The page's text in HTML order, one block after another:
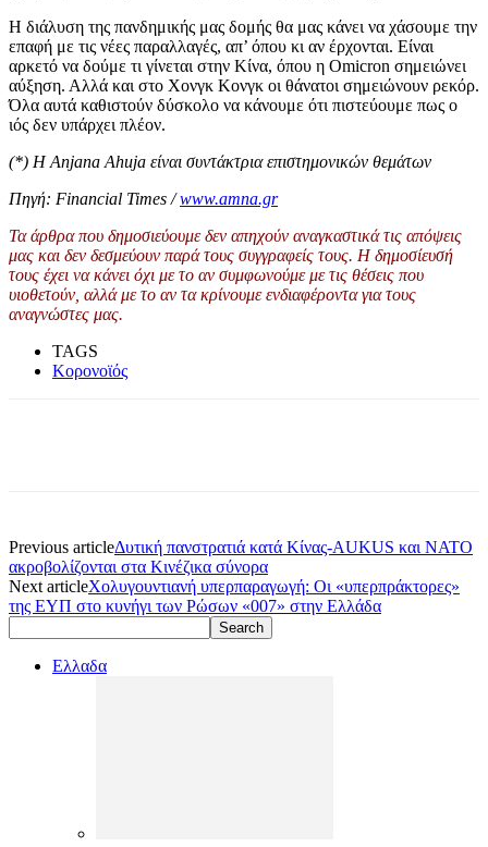
Η διάλυση της πανδημικής μας δομής θα μας κάνει να χάσουμε την
επαφή με τις νέες παραλλαγές, απ’ όπου κι αν έρχονται. Είναι
αρκετό να δούμε τι γίνεται στην Κίνα, όπου η Omicron σημειώνει
αύξηση. Αλλά και στο Χονγκ Κονγκ οι θάνατοι σημειώνουν ρεκόρ.
Όλα αυτά καθιστούν δύσκολο να κάνουμε ότι πιστεύουμε πως ο
ιός δεν υπάρχει πλέον.
(*) H Anjana Ahuja είναι συντάκτρια επιστημονικών θεμάτων
Πηγή: Financial Times /www.amna.gr
Τα άρθρα που δημοσιεύουμε δεν απηχούν αναγκαστικά τις απόψεις
μας και δεν δεσμεύουν παρά τους συγγραφείς τους. Η δημοσίευσή
τους έχει να κάνει όχι με το αν συμφωνούμε με τις θέσεις που
υιοθετούν, αλλά με το αν τα κρίνουμε ενδιαφέροντα για τους
αναγνώστες μας.
TAGS
Κορονοϊός
Previous articleΔυτική πανστρατιά κατά Κίνας-AUKUS και ΝΑΤΟ
ακροβολίζονται στα Κινέζικα σύνορα
Next articleΧολυγουντιανή υπερπαραγωγή: Οι «υπερπράκτορες»
της ΕΥΠ στο κυνήγι των Ρώσων «007» στην Ελλάδα
Ελλαδα